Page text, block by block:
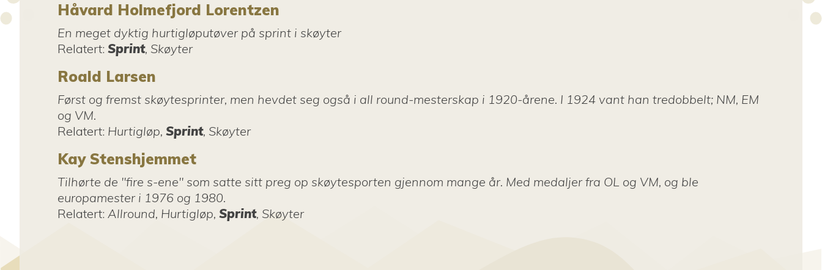
Håvard Holmefjord Lorentzen
En meget dyktig hurtigløputøver på sprint i skøyter
Relatert: Sprint, Skøyter
Roald Larsen
Først og fremst skøytesprinter, men hevdet seg også i all round-mesterskap i 1920-årene. I 1924 vant han tredobbelt; NM, EM
og VM.
Relatert: Hurtigløp, Sprint, Skøyter
Kay Stenshjemmet
Tilhørte de "fire s-ene" som satte sitt preg op skøytesporten gjennom mange år. Med medaljer fra OL og VM, og ble
europamester i 1976 og 1980.
Relatert: Allround, Hurtigløp, Sprint, Skøyter